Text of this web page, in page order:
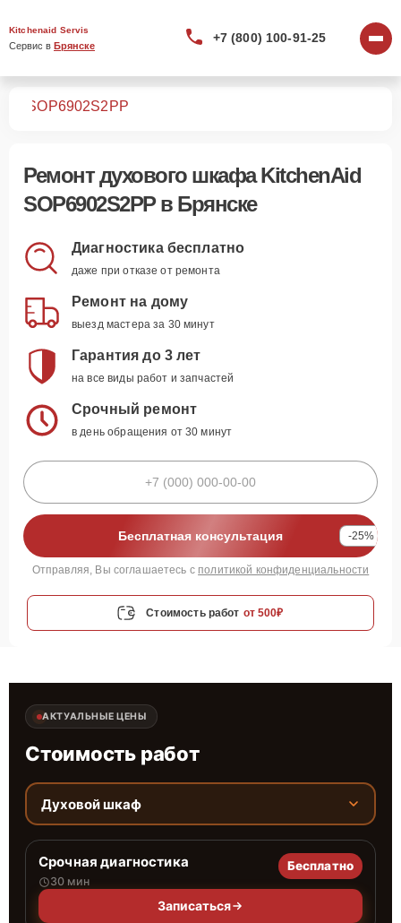
Kitchenaid Servis
Сервис в Брянске
+7 (800) 100-91-25
SOP6902S2PP
Ремонтдухового шкафа KitchenAid
SOP6902S2PPв Брянске
Диагностика бесплатно
даже при отказе от ремонта
Ремонт на дому
выезд мастера за 30 минут
Гарантия до 3 лет
на все виды работ и запчастей
Срочный ремонт
в день обращения от 30 минут
Бесплатная консультация -25%
Отправляя, Вы соглашаетесь с политикой конфиденциальности
Стоимость работ от 500₽
АКТУАЛЬНЫЕ ЦЕНЫ
Стоимость работ
Духовой шкаф
Срочная диагностика
30 мин
Бесплатно
Записаться